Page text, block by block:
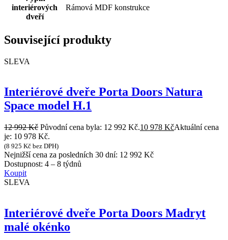
interiérových
dveří
Rámová MDF konstrukce
Související produkty
SLEVA
Interiérové dveře Porta Doors Natura
Space model H.1
12 992Kč Původní cena byla: 12 992 Kč.10 978 KčAktuální cena
je: 10 978 Kč.
(8 925 Kč bez DPH)
Nejnižší cena za posledních 30 dní: 12 992 Kč
Dostupnost: 4 – 8 týdnů
Koupit
SLEVA
Interiérové dveře Porta Doors Madryt
malé okénko